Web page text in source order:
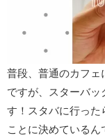
普段、普通のカフェ
ですが、スターバ
す！スタバに行った
ことに決めているん